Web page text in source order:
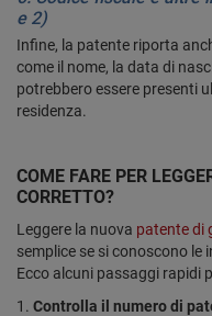
e 2)
Infine, la patente riporta
come il nome, la data di
potrebbero essere presenti
residenza.
COME FARE PER
CORRETTO?
Leggere la nuova patente di
semplice se si conoscono
Ecco alcuni passaggi rapidi
Controlla il numero di